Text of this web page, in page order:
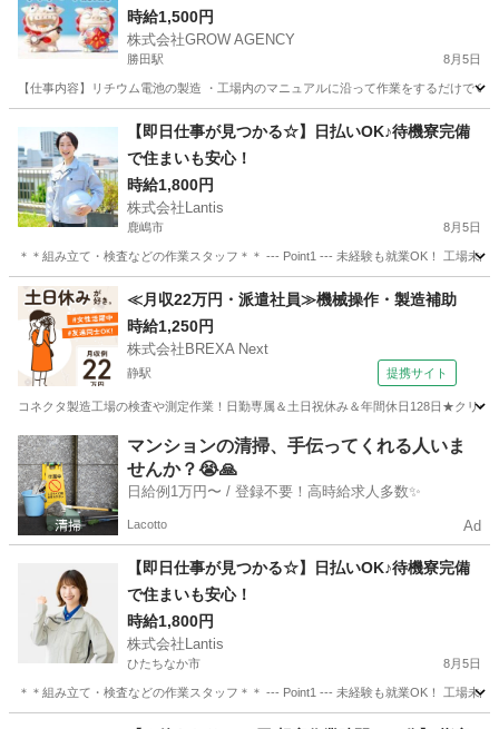
時給1,500円
株式会社GROW AGENCY
勝田駅 8月5日
【仕事内容】リチウム電池の製造 ・工場内のマニュアルに沿って作業をするだけで
ひたちなか市 勝田駅 工場 時給
【即日仕事が見つかる☆】日払いOK♪待機寮完備
で住まいも安心！
時給1,800円
株式会社Lantis
鹿嶋市 8月5日
＊＊組み立て・検査などの作業スタッフ＊＊ --- Point1 --- 未経験も就業OK！ 工場未
茨城 鹿嶋市 工場 スタッフ
≪月収22万円・派遣社員≫機械操作・製造補助
時給1,250円
株式会社BREXA Next
静駅 提携サイト
コネクタ製造工場の検査や測定作業！日勤専属＆土日祝休み＆年間休日128日★クリ
茨城 常陸大宮市 静駅 その他
マンションの清掃、手伝ってくれる人いま
せんか？😭🙏
日給例1万円〜 / 登録不要！高時給求人多数✨
Lacotto Ad
【即日仕事が見つかる☆】日払いOK♪待機寮完備
で住まいも安心！
時給1,800円
株式会社Lantis
ひたちなか市 8月5日
＊＊組み立て・検査などの作業スタッフ＊＊ --- Point1 --- 未経験も就業OK！ 工場未